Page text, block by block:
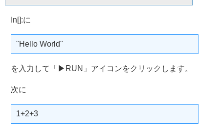
In[]:に
"Hello World"
を入力して「▶RUN」アイコンをクリックします。
次に
1+2+3